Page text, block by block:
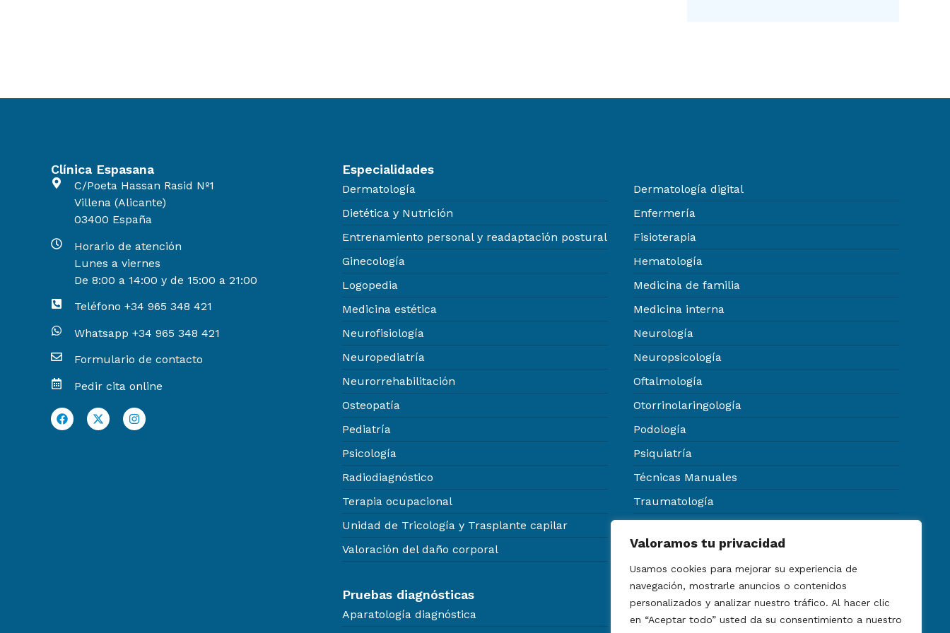
Valoramos tu privacidad
Usamos cookies para mejorar su experiencia de
navegación, mostrarle anuncios o contenidos
personalizados y analizar nuestro tráfico. Al hacer clic
en “Aceptar todo” usted da su consentimiento a nuestro
Clínica Espasana
C/Poeta Hassan Rasid Nº1
Villena (Alicante)
03400 España
Horario de atención
Lunes a viernes
De 8:00 a 14:00 y de 15:00 a 21:00
Teléfono +34 965 348 421
Whatsapp +34 965 348 421
Formulario de contacto
Pedir cita online
Especialidades
Dermatología
Dermatología digital
Dietética y Nutrición
Enfermería
Entrenamiento personal y readaptación postural
Fisioterapia
Ginecología
Hematología
Logopedia
Medicina de familia
Medicina estética
Medicina interna
Neurofisiología
Neurología
Neuropediatría
Neuropsicología
Neurorrehabilitación
Oftalmología
Osteopatía
Otorrinolaringología
Pediatría
Podología
Psicología
Psiquiatría
Radiodiagnóstico
Técnicas Manuales
Terapia ocupacional
Traumatología
Unidad de Tricología y Trasplante capilar
Valoración del daño corporal
Pruebas diagnósticas
Aparatología diagnóstica
Certificados médicos